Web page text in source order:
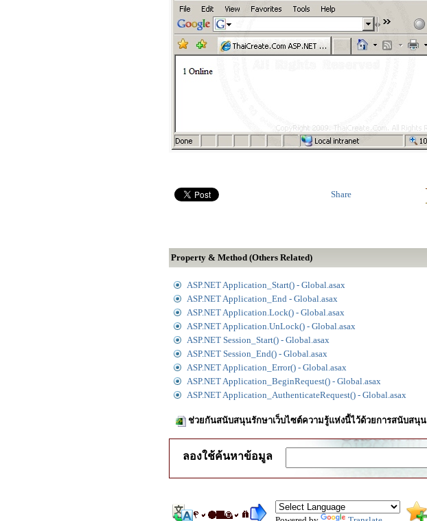
Share
Property & Method (Others Related)
ASP.NET Application_Start() - Global.asax
ASP.NET Application_End - Global.asax
ASP.NET Application.Lock() - Global.asax
ASP.NET Application.UnLock() - Global.asax
ASP.NET Session_Start() - Global.asax
ASP.NET Session_End() - Global.asax
ASP.NET Application_Error() - Global.asax
ASP.NET Application_BeginRequest() - Global.asax
ASP.NET Application_AuthenticateRequest() - Global.asax
ช่วยกันสนับสนุนรักษาเว็บไซต์ความรู้แห่งนี้ไว้ด้วยการสนับสนุน
ลองใช้ค้นหาข้อมูล